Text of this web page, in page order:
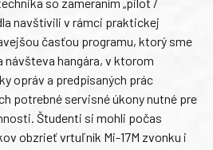
navštívili v rámci praktickej
časťou programu, ktorý sme
návšteva hangára, v ktorom
opráv a predpísaných prác
potrebné servisné úkony nutné pre
Študenti si mohli počas
obzrieť vrtuľník Mi-17M zvonku i